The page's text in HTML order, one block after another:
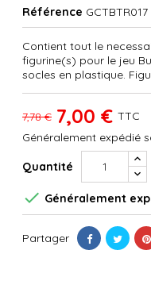
Référence GCTBTR017
Contient tout le
figurine(s) pour le jeu
socles en plastique.
7,78 € 7,00 € TTC
Généralement expédié
Quantité
 Généralement
Partager